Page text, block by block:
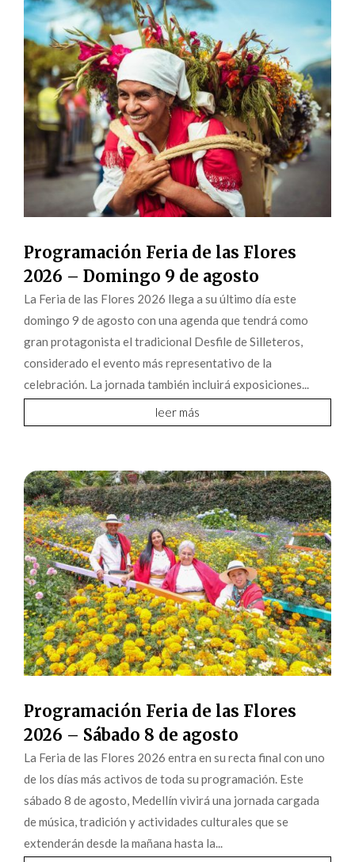
Programación Feria de las Flores
2026 – Domingo 9 de agosto
La Feria de las Flores 2026 llega a su último día este
domingo 9 de agosto con una agenda que tendrá como
gran protagonista el tradicional Desfile de Silleteros,
considerado el evento más representativo de la
celebración. La jornada también incluirá exposiciones...
leer más
Programación Feria de las Flores
2026 – Sábado 8 de agosto
La Feria de las Flores 2026 entra en su recta final con uno
de los días más activos de toda su programación. Este
sábado 8 de agosto, Medellín vivirá una jornada cargada
de música, tradición y actividades culturales que se
extenderán desde la mañana hasta la...